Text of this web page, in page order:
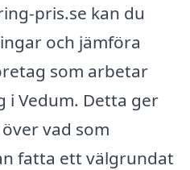
pris.se kan du
och jämföra
som arbetar
i Vedum. Detta ger
vad som
fatta ett välgrundat